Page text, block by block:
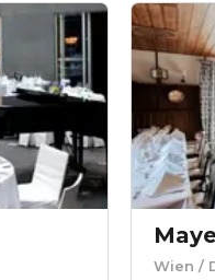
Wien /